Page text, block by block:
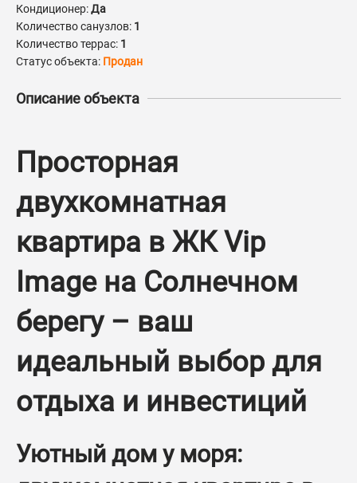
Кондиционер:Да
Количество санузлов: 1
Количество террас: 1
Статус объекта: Продан
Описание объекта
Просторная
двухкомнатная
квартира в ЖК Vip
Image на Солнечном
берегу – ваш
идеальный выбор для
отдыха и инвестиций
Уютный дом у моря: